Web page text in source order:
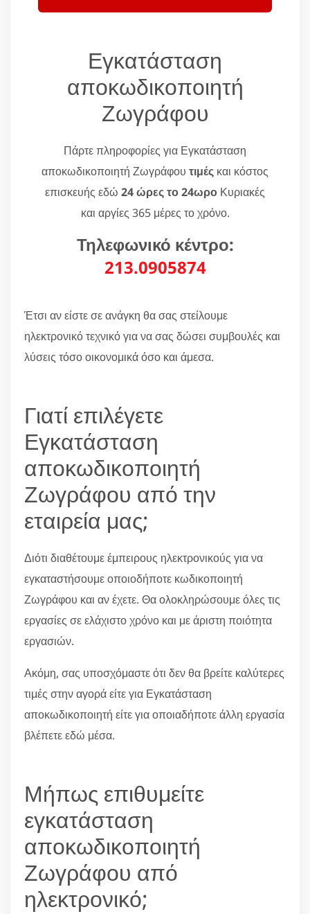
Εγκατάσταση
αποκωδικοποιητή
Ζωγράφου
Πάρτε πληροφορίες για Εγκατάσταση
αποκωδικοποιητή Ζωγράφου τιμές και κόστος
επισκευής εδώ 24 ώρες το 24ωρο Κυριακές
και αργίες 365 μέρες το χρόνο.
Τηλεφωνικό κέντρο:
213.0905874
Έτσι αν είστε σε ανάγκη θα σας στείλουμε
ηλεκτρονικό τεχνικό για να σας δώσει συμβουλές και
λύσεις τόσο οικονομικά όσο και άμεσα.
Γιατί επιλέγετε
Εγκατάσταση
αποκωδικοποιητή
Ζωγράφου από την
εταιρεία μας;
Διότι διαθέτουμε έμπειρους ηλεκτρονικούς για να
εγκαταστήσουμε οποιοδήποτε κωδικοποιητή
Ζωγράφου και αν έχετε. Θα ολοκληρώσουμε όλες τις
εργασίες σε ελάχιστο χρόνο και με άριστη ποιότητα
εργασιών.
Ακόμη, σας υποσχόμαστε ότι δεν θα βρείτε καλύτερες
τιμές στην αγορά είτε για Εγκατάσταση
αποκωδικοποιητή είτε για οποιαδήποτε άλλη εργασία
βλέπετε εδώ μέσα.
Μήπως επιθυμείτε
εγκατάσταση
αποκωδικοποιητή
Ζωγράφου από
ηλεκτρονικό;